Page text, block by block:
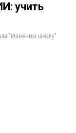
учить
"Изменим школу"